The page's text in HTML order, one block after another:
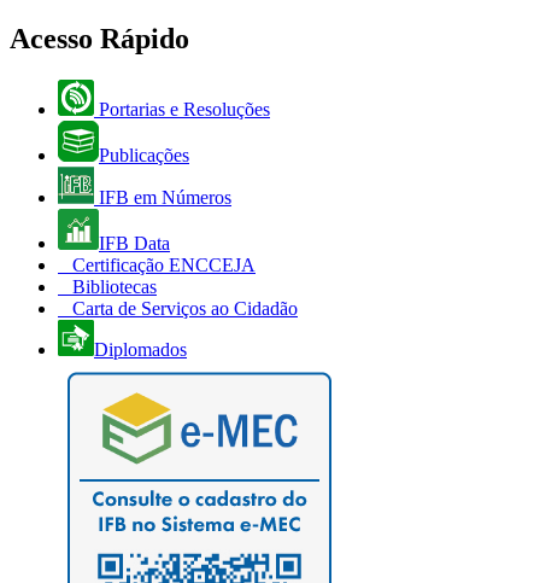
Acesso Rápido
Portarias e Resoluções
Publicações
IFB em Números
IFB Data
Certificação ENCCEJA
Bibliotecas
Carta de Serviços ao Cidadão
Diplomados